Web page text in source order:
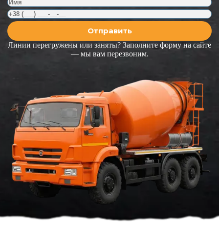
Линии перегружены или заняты? Заполните форму на сайте
— мы вам перезвоним.